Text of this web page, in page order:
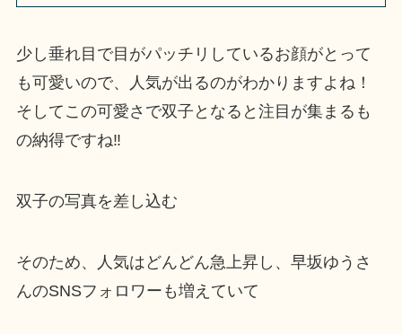
少し垂れ目で目がパッチリしているお顔がとって
も可愛いので、人気が出るのがわかりますよね！
そしてこの可愛さで双子となると注目が集まるも
の納得ですね‼
双子の写真を差し込む
そのため、人気はどんどん急上昇し、早坂ゆうさ
んのSNSフォロワーも増えていて